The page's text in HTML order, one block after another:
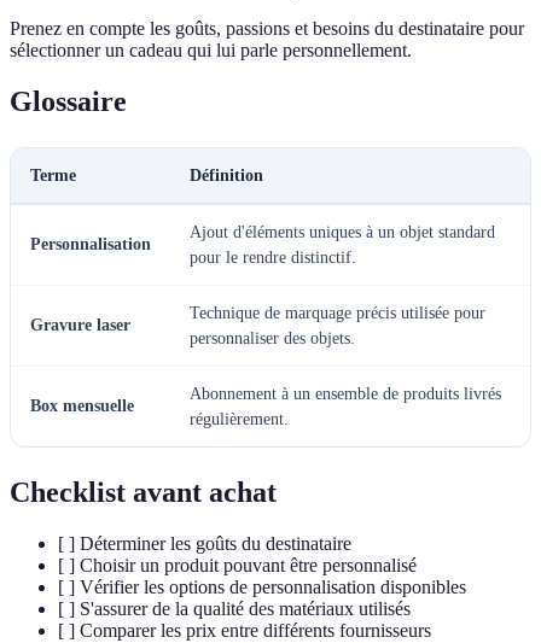
Prenez en compte les goûts, passions et besoins du destinataire pour
sélectionner un cadeau qui lui parle personnellement.
Glossaire
Terme Définition
Personnalisation
Ajout d'éléments uniques à un objet standard
pour le rendre distinctif.
Gravure laser
Technique de marquage précis utilisée pour
personnaliser des objets.
Box mensuelle
Abonnement à un ensemble de produits livrés
régulièrement.
Checklist avant achat
[ ] Déterminer les goûts du destinataire
[ ] Choisir un produit pouvant être personnalisé
[ ] Vérifier les options de personnalisation disponibles
[ ] S'assurer de la qualité des matériaux utilisés
[ ] Comparer les prix entre différents fournisseurs